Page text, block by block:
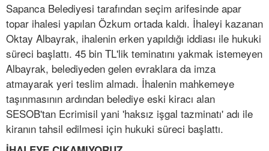
Sapanca Belediyesi tarafından seçim arifesinde apar
topar ihalesi yapılan Özkum ortada kaldı. İhaleyi kazanan
Oktay Albayrak, ihalenin erken yapıldığı iddiası ile hukuki
süreci başlattı. 45 bin TL'lik teminatını yakmak istemeyen
Albayrak, belediyeden gelen evraklara da imza
atmayarak yeri teslim almadı. İhalenin mahkemeye
taşınmasının ardından belediye eski kiracı alan
SESOB'tan Ecrimisil yani 'haksız işgal tazminatı' adı ile
kiranın tahsil edilmesi için hukuki süreci başlattı.